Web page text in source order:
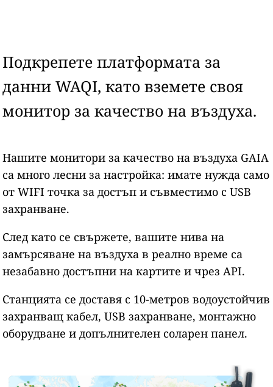
Подкрепете платформата за
данни WAQI, като вземете своя
монитор за качество на въздуха.
Нашите монитори за качество на въздуха GAIA
са много лесни за настройка: имате нужда само
от WIFI точка за достъп и съвместимо с USB
захранване.
След като се свържете, вашите нива на
замърсяване на въздуха в реално време са
незабавно достъпни на картите и чрез API.
Станцията се доставя с 10-метров водоустойчив
захранващ кабел, USB захранване, монтажно
оборудване и допълнителен соларен панел.